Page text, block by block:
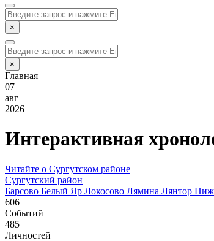
×
×
Главная
07
авг
2026
Интерактивная
Читайте о Сургутском районе
Сургутский район
Барсово Белый Яр Локосово Лямина Лянтор
606
Событий
485
Личностей